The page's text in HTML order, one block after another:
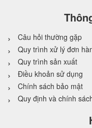
Câu hỏi thường gặp
Quy trình xử lý đơn
Quy trình sản xuất
Điều khoản sử dụng
Chính sách bảo mật
Quy định và chính